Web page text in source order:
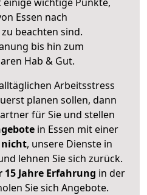
Essen nach
beachten sind.
bis hin zum
Hab & Gut.
Arbeitsstress
planen sollen, dann
für Sie und stellen
in Essen mit einer
nicht, unsere Dienste in
lehnen Sie sich zurück.
Jahre Erfahrung in der
Sie sich Angebote.